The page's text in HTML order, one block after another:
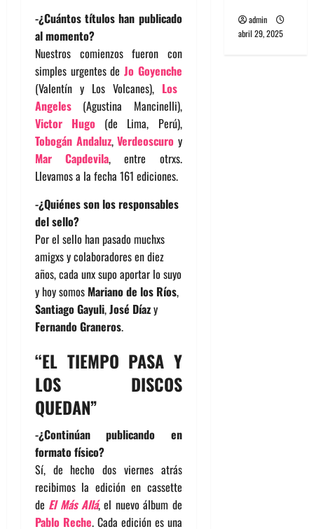
-¿Cuántos títulos han publicado
al momento?
Nuestros comienzos fueron con
simples urgentes de Jo Goyenche
(Valentín y Los Volcanes), Los
Angeles (Agustina Mancinelli),
Victor Hugo (de Lima, Perú),
Tobogán Andaluz,Verdeoscuro y
Mar Capdevila, entre otrxs.
Llevamos a la fecha 161 ediciones.
-¿Quiénes son los responsables
del sello?
Por el sello han pasado muchxs
amigxs y colaboradores en diez
años, cada unx supo aportar lo suyo
y hoy somos Mariano de los Ríos,
Santiago Gayuli,José Díazy
Fernando Graneros.
“EL TIEMPO PASA Y
LOS DISCOS
QUEDAN”
-¿Continúan publicando en
formato físico?
Sí, de hecho dos viernes atrás
recibimos la edición en cassette
de El Más Allá, el nuevo álbum de
Pablo Reche. Cada edición es una
admin
abril 29, 2025